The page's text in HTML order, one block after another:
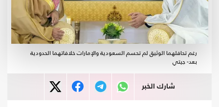
رغم تحافلهما الوثيق لم تحسم السعودية والإمارات خلافاتهما الحدودية
بعد- جيتي
شارك الخبر